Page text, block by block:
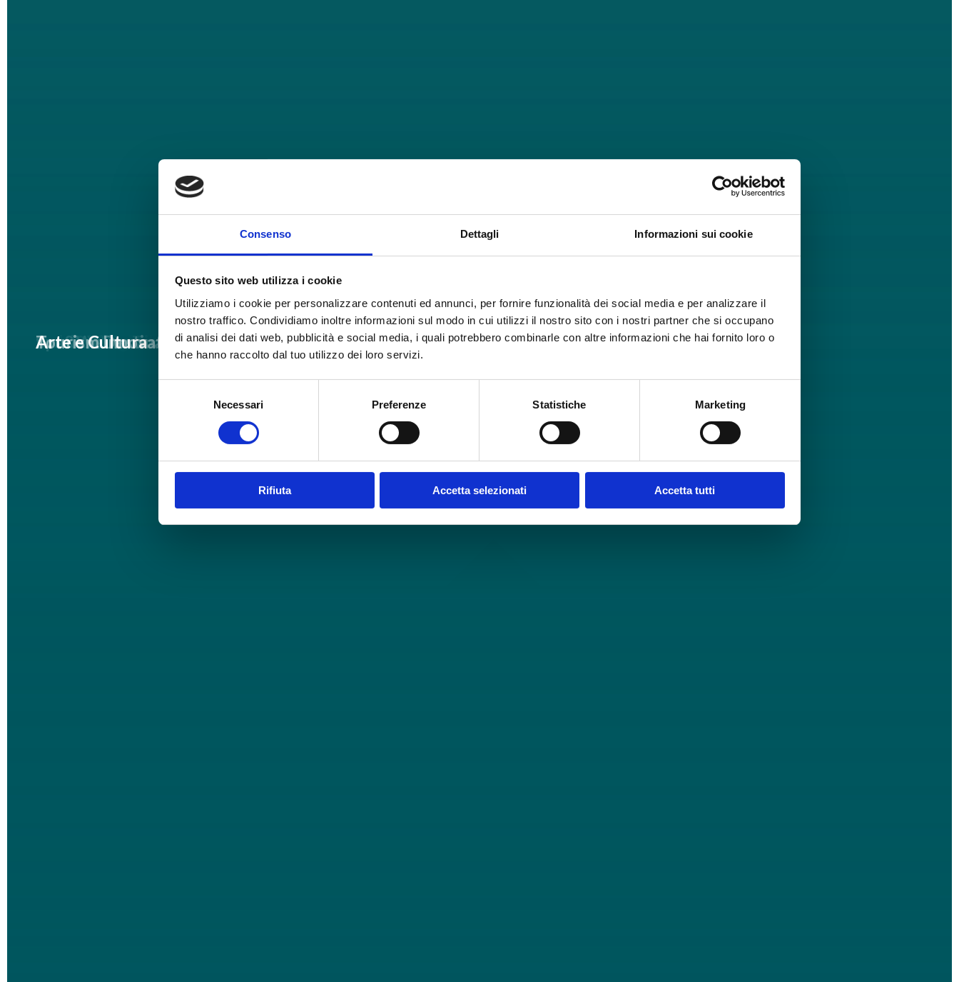
Consenso Dettagli Informazioni sui cookie
Questo sito web utilizza i cookie
Utilizziamo i cookie per personalizzare contenuti ed annunci, per fornire funzionalità dei social media e per analizzare il
nostro traffico. Condividiamo inoltre informazioni sul modo in cui utilizzi il nostro sito con i nostri partner che si occupano
di analisi dei dati web, pubblicità e social media, i quali potrebbero combinarle con altre informazioni che hai fornito loro o
che hanno raccolto dal tuo utilizzo dei loro servizi.
Necessari Preferenze Statistiche Marketing
Rifiuta Accetta selezionati Accetta tutti
Hospitality
Events&Digital
Dolomiti Tourism
Food&Wine Tourism
Spa&Wellness
Tourism Destination
Tourism Innovation
Arte e Cultura